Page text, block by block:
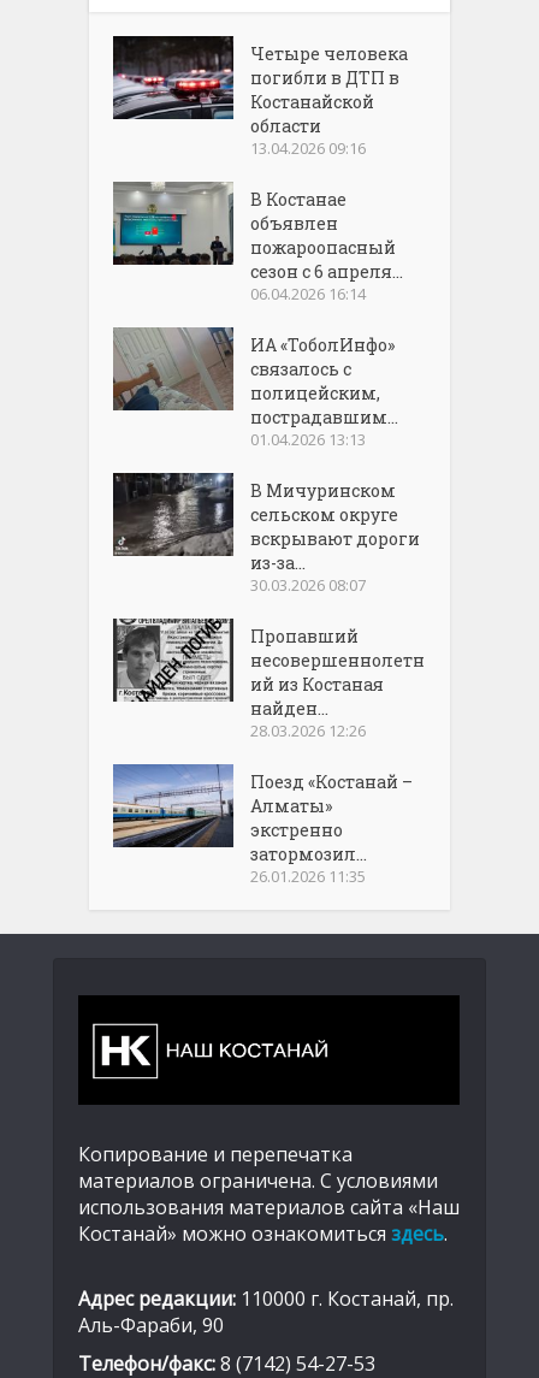
Четыре человека
погибли в ДТП в
Костанайской
области
13.04.2026 09:16
В Костанае
объявлен
пожароопасный
сезон с 6 апреля...
06.04.2026 16:14
ИА «ТоболИнфо»
связалось с
полицейским,
пострадавшим...
01.04.2026 13:13
В Мичуринском
сельском округе
вскрывают дороги
из-за...
30.03.2026 08:07
Пропавший
несовершеннолетн
ий из Костаная
найден...
28.03.2026 12:26
Поезд «Костанай –
Алматы»
экстренно
затормозил...
26.01.2026 11:35
Копирование и перепечатка
материалов ограничена. С условиями
использования материалов сайта «Наш
Костанай» можно ознакомиться здесь.
Адрес редакции: 110000 г. Костанай, пр.
Аль-Фараби, 90
Телефон/факс:8 (7142) 54-27-53